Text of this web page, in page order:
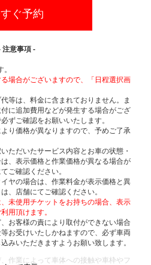
ぐ予約
注意事項 -
場合がございますので、「日程選択画
等は、料金に含まれておりません。ま
に追加費用などが発生する場合がござ
ずご確認をお願いいたします。
り価格が異なりますので、予めご了承
ただいたサービス内容とお車の状態・
、表示価格と作業価格が異なる場合が
ご確認ください。
ヤの場合は、作業料金が表示価格と異
、店舗にてご確認ください。
未使用チケットをお持ちの場合、表示
用頂けます。
お客様の責により取付ができない場合
お受けいたしかねますので、必ず車両
みいただきますようお願い致します。
作業によって車体への接触や車枠やフ